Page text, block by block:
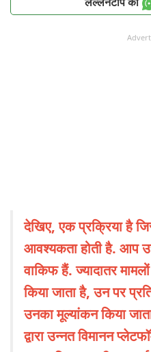
देखिए, एक प्रक्रिया है
आवश्यकता होती है. आप
वाकिफ हैं. ज्यादातर
किया जाता है, उन पर
उनका मूल्यांकन किया
द्वारा उन्नत विमानन